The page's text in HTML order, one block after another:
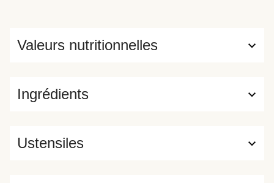
Ingrédients
Valeurs nutritionnelles
Ustensiles